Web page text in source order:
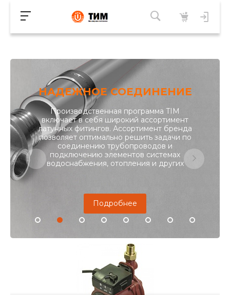
НАДЕЖНОЕ СОЕДИНЕНИЕ
Производственная программа TIM
включает в себя широкий ассортимент
латунных фитингов. Ассортимент бренда
позволяет оптимально решить задачи по
соединению трубопроводов и
подключению элементов системах
водоснабжения, отопления и других
Подробнее